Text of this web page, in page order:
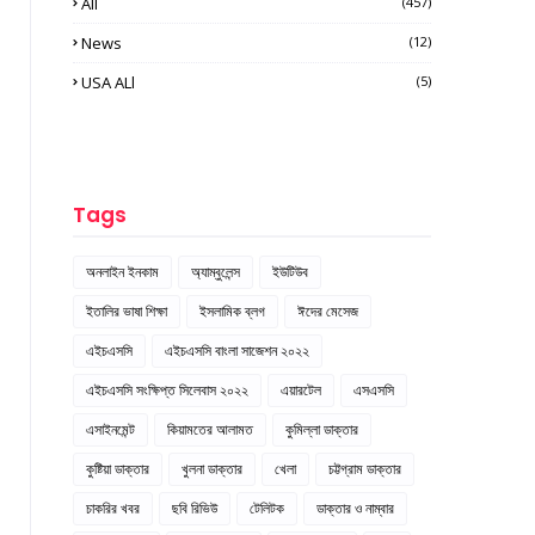
News (12)
USA ALl (5)
Tags
অনলাইন ইনকাম অ্যাম্বুলেন্স
ইউটিউব
ইতালির ভাষা শিক্ষা
ইসলামিক ব্লগ
ঈদের মেসেজ
এইচএসসি
এইচএসসি বাংলা সাজেশন ২০২২
এইচএসসি সংক্ষিপ্ত সিলেবাস ২০২২
এয়ারটেল
এসএসসি
এসাইনমেন্ট
কিয়ামতের আলামত
কুমিল্লা ডাক্তার
কুষ্টিয়া ডাক্তার
খুলনা ডাক্তার খেলা
চট্টগ্রাম ডাক্তার
চাকরির খবর
ছবি রিভিউ টেলিটক
ডাক্তার ও নাম্বার